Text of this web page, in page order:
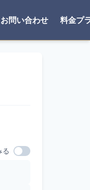
お問い合わせ 料金プ